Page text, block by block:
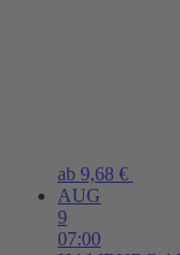
ab 9,68 €
AUG
9
07:00